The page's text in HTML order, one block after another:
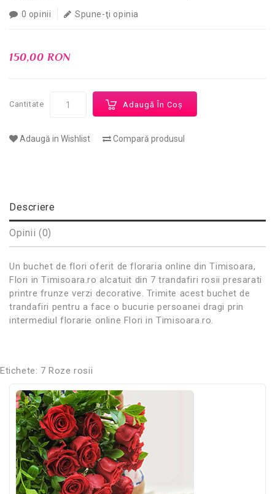
0 opinii Spune-ţi opinia
150,00 RON
Cantitate Adaugă În Coş
Adaugă in Wishlist Compară produsul
Descriere
Opinii (0)
Un buchet de flori oferit de floraria online din Timisoara,
Flori in Timisoara.ro alcatuit din 7 trandafiri rosii presarati
printre frunze verzi decorative. Trimite acest buchet de
trandafiri pentru a face o bucurie persoanei dragi prin
intermediul florarie online Flori in Timisoara.ro.
Etichete: 7 Roze rosii